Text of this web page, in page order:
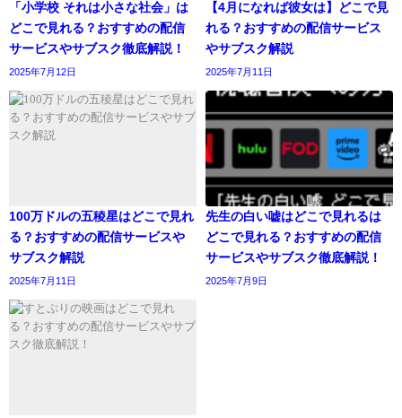
「小学校 それは小さな社会」は
どこで見れる？おすすめの配信
サービスやサブスク徹底解説！
2025年7月12日
【4月になれば彼女は】どこで見
れる？おすすめの配信サービス
やサブスク解説
2025年7月11日
100万ドルの五稜星はどこで見れ
る？おすすめの配信サービスや
サブスク解説
2025年7月11日
先生の白い嘘はどこで見れるは
どこで見れる？おすすめの配信
サービスやサブスク徹底解説！
2025年7月9日